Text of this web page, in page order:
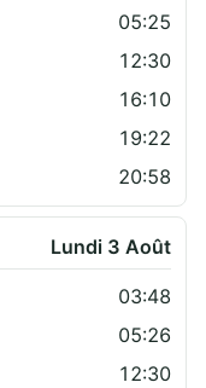
05:25
12:30
16:10
19:22
20:58
Lundi 3 Août
03:48
05:26
12:30